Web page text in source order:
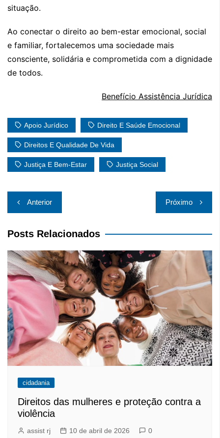
situação.
Ao conectar o direito ao bem-estar emocional, social
e familiar, fortalecemos uma sociedade mais
consciente, solidária e comprometida com a dignidade
de todos.
Benefício Assistência Jurídica
Apoio Jurídico Direito E Saúde Emocional
Direitos E Qualidade De Vida
Justiça E Bem-Estar Justiça Social
Navegação
de
Post
Anterior Próximo
Posts Relacionados
cidadania
Direitos das mulheres e proteção contra a
violência
assist rj 10 de abril de 2026 0